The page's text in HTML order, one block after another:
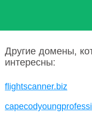
Другие домены,
интересны:
flightscanner.biz